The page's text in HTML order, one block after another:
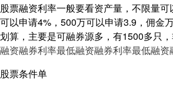
股票融资利率一般要看资产量，不限量
可以申请4%，500万可以申请3.9，佣金
划算，主要是可融券源多，有1500多只
融资融券利率最低融资融券利率最低融资
股票条件单